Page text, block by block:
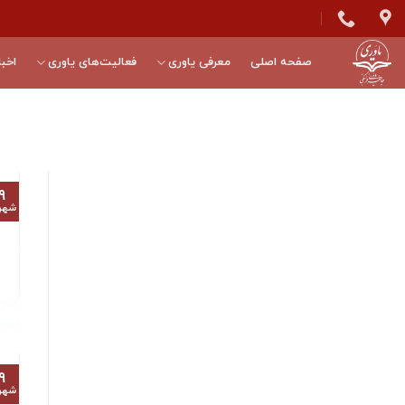
Skip
to
content
صفحه اصلی معرفی یاوری فعالیت‌های یاوری